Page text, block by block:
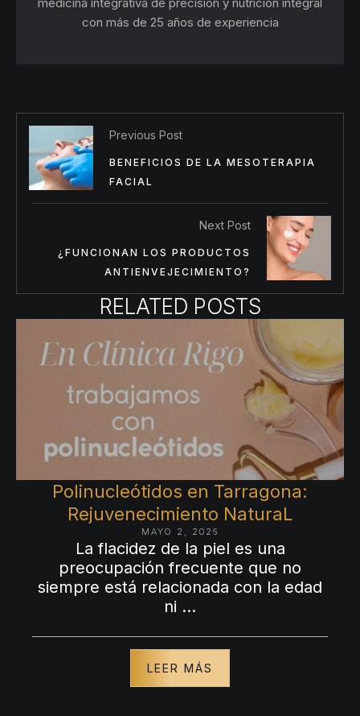
con más de 25 años de experiencia
Previous Post
BENEFICIOS DE LA MESOTERAPIA
FACIAL
Next Post
¿FUNCIONAN LOS PRODUCTOS
ANTIENVEJECIMIENTO?
RELATED POSTS
Polinucleótidos en Tarragona:
Rejuvenecimiento NaturaL
MAYO 2, 2026
La flacidez de la piel es una
preocupación frecuente que no
siempre está relacionada con la edad
ni …
LEER MÁS